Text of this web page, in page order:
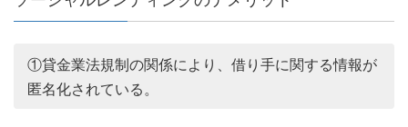
①貸金業法規制の関係により、借り手に関する情報が
匿名化されている。